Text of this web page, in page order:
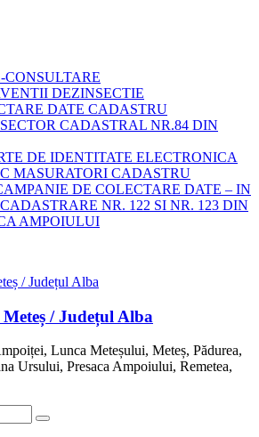
CONSULTARE
DEZINSECTIE
DATE CADASTRU
CADASTRAL NR.84 DIN
DE IDENTITATE ELECTRONICA
MASURATORI CADASTRU
DE COLECTARE DATE – IN
NR. 122 SI NR. 123 DIN
AMPOIULUI
/ Județul Alba
Lunca Meteșului, Meteș, Pădurea,
Ursului, Presaca Ampoiului, Remetea,